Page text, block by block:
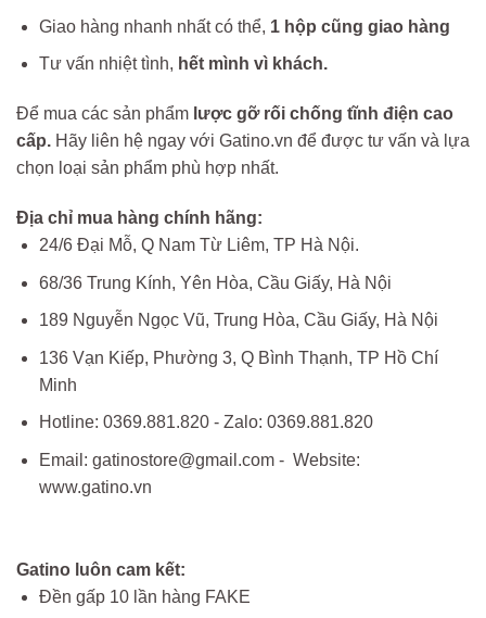
Giao hàng nhanh nhất có thể, 1 hộp cũng giao hàng
Tư vấn nhiệt tình, hết mình vì khách.
Để mua các sản phẩm lược gỡ rối chống tĩnh điện cao
cấp. Hãy liên hệ ngay với Gatino.vn để được tư vấn và lựa
chọn loại sản phẩm phù hợp nhất.
Địa chỉ mua hàng chính hãng:
24/6 Đại Mỗ, Q Nam Từ Liêm, TP Hà Nội.
68/36 Trung Kính, Yên Hòa, Cầu Giấy, Hà Nội
189 Nguyễn Ngọc Vũ, Trung Hòa, Cầu Giấy, Hà Nội
136 Vạn Kiếp, Phường 3, Q Bình Thạnh, TP Hồ Chí
Minh
Hotline: 0369.881.820 - Zalo: 0369.881.820
Email: gatinostore@gmail.com - Website:
www.gatino.vn
Gatino luôn cam kết:
Đền gấp 10 lần hàng FAKE